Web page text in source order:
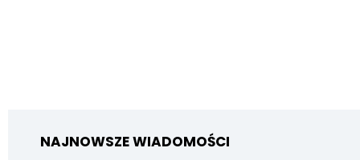
NAJNOWSZE WIADOMOŚCI